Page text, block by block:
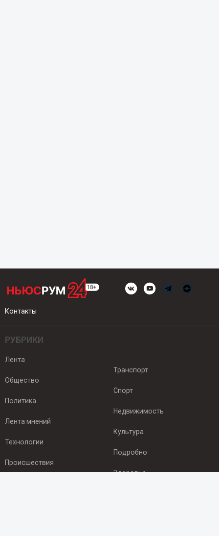
Контакты
РУБРИКИ
Лента
Общество
Политика
Лента мнений
Технологии
Происшествия
Транспорт
Спорт
Недвижимость
Культура
Подробно
Здоровье